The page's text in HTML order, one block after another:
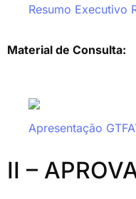
Resumo Executivo
Material de Consulta:
Apresentação
II –